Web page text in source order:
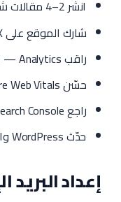
انشر 2–4 مقالات شهرياً للـ SEO.
شارك الموقع على LinkedIn، X، واتساب business.
راقب Analytics — تعلّم من سلوك الزوار.
حسّن Core Web Vitals باستمرار.
راجع Search Console لأخطاء الفهرسة.
حدّث WordPress والإضافات شهرياً.
إعداد